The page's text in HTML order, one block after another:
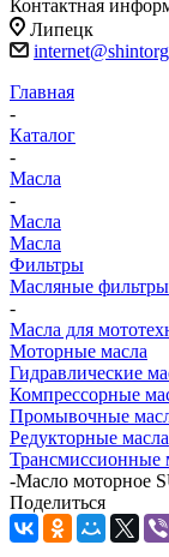
Контактная
Липецк
Главная
-
Каталог
-
Масла
-
Масла
Масла
Фильтры
Масляные фильтры
-
Масла для
Моторные масла
Гидравлические
Компрессорные
Промывочные
Редукторные масла
Трансмиссионные
-Масло моторное
Поделиться